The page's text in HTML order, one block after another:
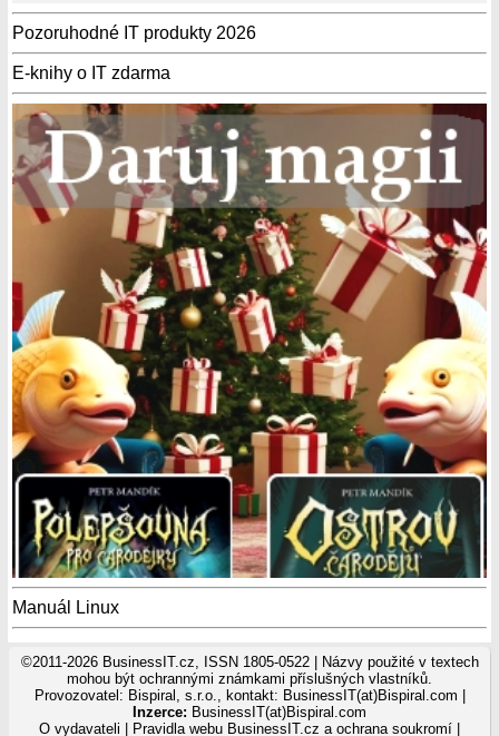
Pozoruhodné IT produkty 2026
E-knihy o IT zdarma
Manuál Linux
©2011-2026 BusinessIT.cz, ISSN 1805-0522 | Názvy použité v textech
mohou být ochrannými známkami příslušných vlastníků.
Provozovatel: Bispiral, s.r.o., kontakt: BusinessIT(at)Bispiral.com |
Inzerce: BusinessIT(at)Bispiral.com
O vydavateli
Pravidla webu BusinessIT.cz a ochrana soukromí